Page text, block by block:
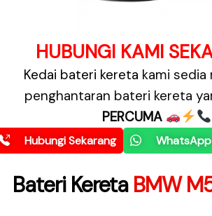
HUBUNGI KAMI
Kedai bateri kereta kami
penghantaran bateri kereta
PERCUMA
Hubungi Sekarang
Bateri Kereta BMW